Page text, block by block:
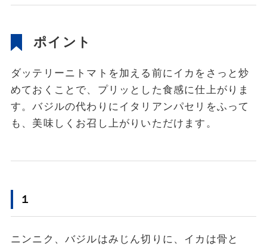
ポイント
ダッテリーニトマトを加える前にイカをさっと炒
めておくことで、プリッとした食感に仕上がりま
す。バジルの代わりにイタリアンパセリをふって
も、美味しくお召し上がりいただけます。
１
ニンニク、バジルはみじん切りに、イカは骨と